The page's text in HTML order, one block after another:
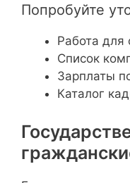
Попробуйте
Работа для
Cписок
Зарплаты
Каталог